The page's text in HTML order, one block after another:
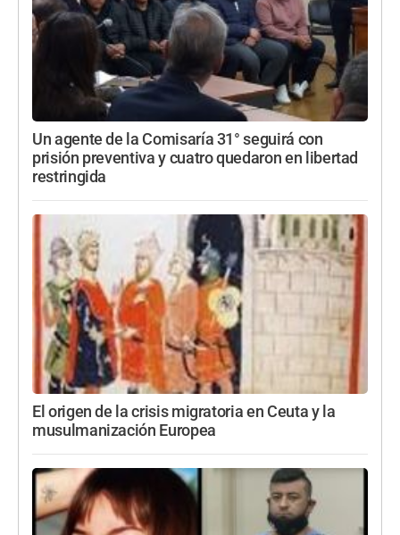
Un agente de la Comisaría 31° seguirá con
prisión preventiva y cuatro quedaron en libertad
restringida
El origen de la crisis migratoria en Ceuta y la
musulmanización Europea